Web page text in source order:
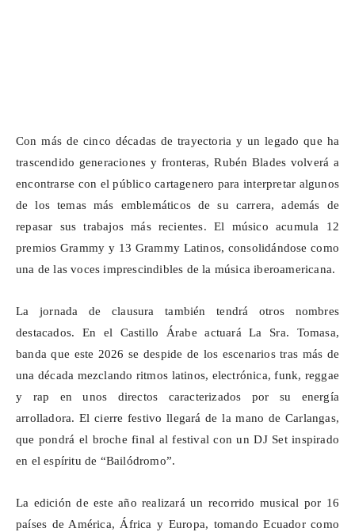
Con más de cinco décadas de trayectoria y un legado que ha
trascendido generaciones y fronteras, Rubén Blades volverá a
encontrarse con el público cartagenero para interpretar algunos
de los temas más emblemáticos de su carrera, además de
repasar sus trabajos más recientes. El músico acumula 12
premios Grammy y 13 Grammy Latinos, consolidándose como
una de las voces imprescindibles de la música iberoamericana.
La jornada de clausura también tendrá otros nombres
destacados. En el Castillo Árabe actuará La Sra. Tomasa,
banda que este 2026 se despide de los escenarios tras más de
una década mezclando ritmos latinos, electrónica, funk, reggae
y rap en unos directos caracterizados por su energía
arrolladora. El cierre festivo llegará de la mano de Carlangas,
que pondrá el broche final al festival con un DJ Set inspirado
en el espíritu de “Bailódromo”.
La edición de este año realizará un recorrido musical por 16
países de América, África y Europa, tomando Ecuador como